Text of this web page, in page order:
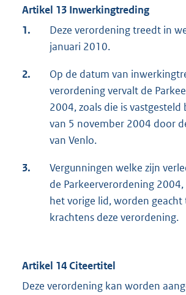
Artikel 13 Inwerkingtreding
1.
Deze verordening treedt in
januari 2010.
2.
Op de datum van
verordening vervalt de
2004, zoals die is vastgesteld
van 5 november 2004 door
van Venlo.
3.
Vergunningen welke zijn
de Parkeerverordening
het vorige lid, worden geacht
krachtens deze verordening.
Artikel 14 Citeertitel
Deze verordening kan worden